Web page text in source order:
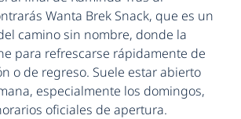
Wanta Brek Snack, que es un
camino sin nombre, donde la
para refrescarse rápidamente de
o de regreso. Suele estar abierto
especialmente los domingos,
oficiales de apertura.